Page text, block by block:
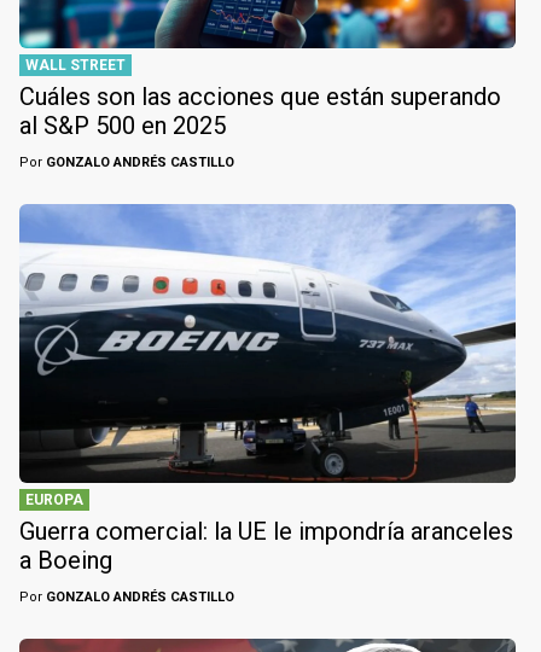
WALL STREET
Cuáles son las acciones que están superando
al S&P 500 en 2025
Por GONZALO ANDRÉS CASTILLO
EUROPA
Guerra comercial: la UE le impondría aranceles
a Boeing
Por GONZALO ANDRÉS CASTILLO